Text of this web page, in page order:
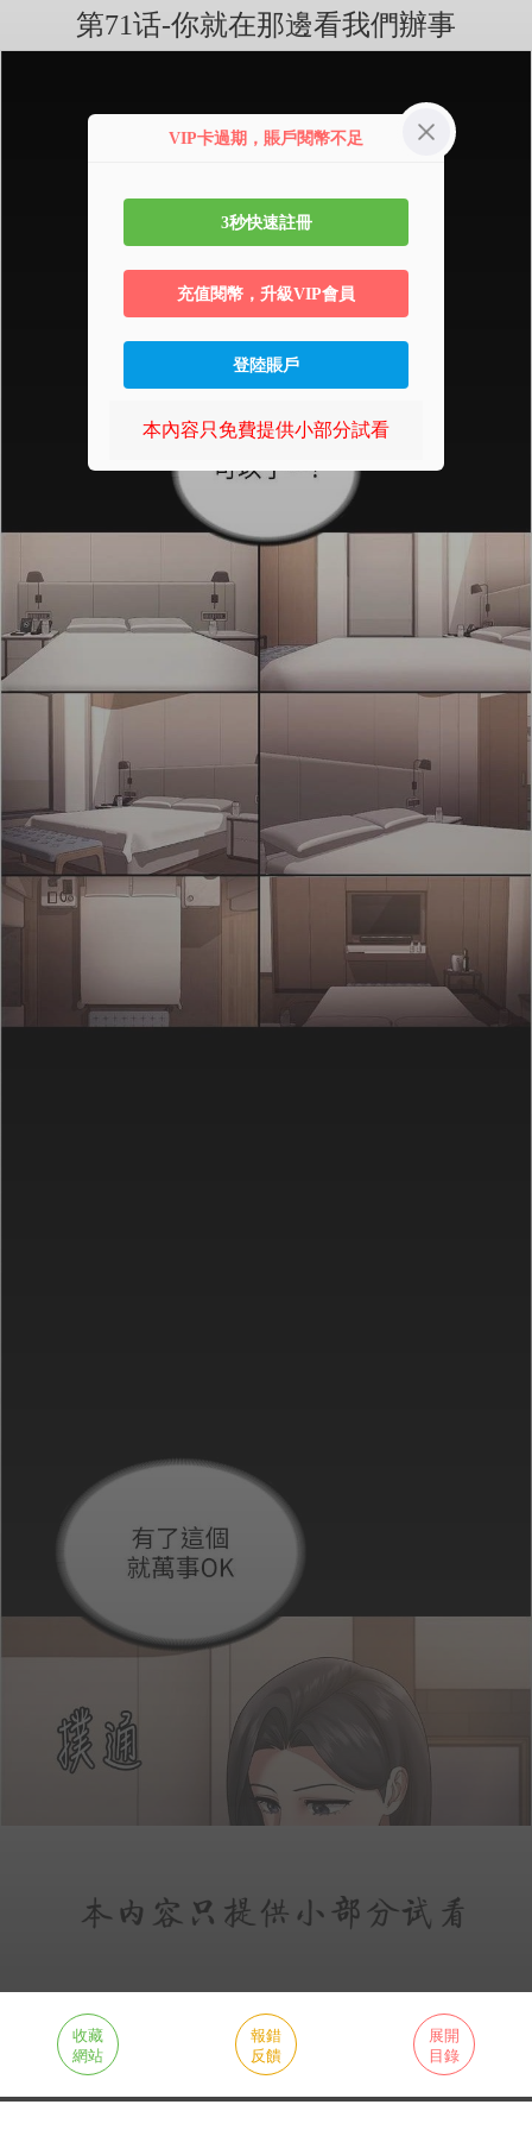
第71话-你就在那邊看我們辦事
收藏
網站
報錯
反饋
展開
目錄
VIP卡過期，賬戶閱幣不足
3秒快速註冊
充值閱幣，升級VIP會員
登陸賬戶
本內容只免費提供小部分試看